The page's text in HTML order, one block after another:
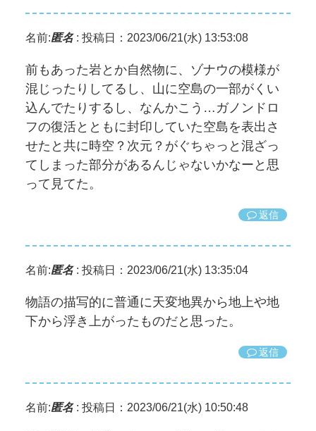
名前:匿名: 投稿日：2023/06/21(水) 13:53:08
前もあった岩とか自然物に、ゾナウの模様が
混じったりしてるし、山に空島の一部がくい
込んでたりするし、なんかこう…ガノンドロ
フの復活とともに封印していた空島を表出さ
せたと共に時空？次元？がぐちゃっと混ざっ
てしまった部分があるんじゃないかなーと思
って見てた。
返信
名前:匿名: 投稿日：2023/06/21(水) 13:35:04
物語の描写的に普通に天変地異から地上や地
下から浮き上がったものだと思った。
返信
名前:匿名: 投稿日：2023/06/21(水) 10:50:48